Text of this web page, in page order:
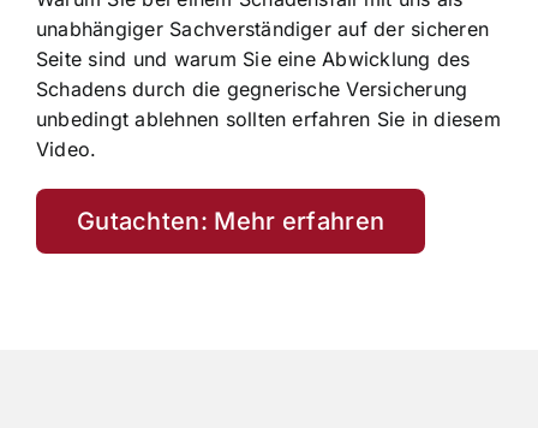
unabhängiger Sachverständiger auf der sicheren
Seite sind und warum Sie eine Abwicklung des
Schadens durch die gegnerische Versicherung
unbedingt ablehnen sollten erfahren Sie in diesem
Video.
Gutachten: Mehr erfahren